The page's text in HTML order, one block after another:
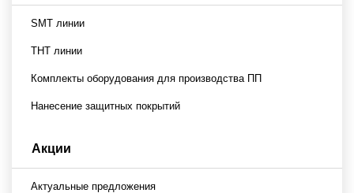
SMT линии
THT линии
Комплекты оборудования для производства ПП
Нанесение защитных покрытий
Акции
Актуальные предложения